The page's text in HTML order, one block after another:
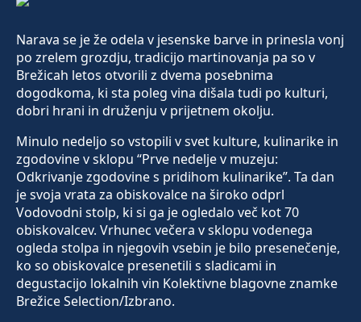
Narava se je že odela v jesenske barve in prinesla vonj
po zrelem grozdju, tradicijo martinovanja pa so v
Brežicah letos otvorili z dvema posebnima
dogodkoma, ki sta poleg vina dišala tudi po kulturi,
dobri hrani in druženju v prijetnem okolju.
Minulo nedeljo so vstopili v svet kulture, kulinarike in
zgodovine v sklopu “Prve nedelje v muzeju:
Odkrivanje zgodovine s pridihom kulinarike”. Ta dan
je svoja vrata za obiskovalce na široko odprl
Vodovodni stolp, ki si ga je ogledalo več kot 70
obiskovalcev. Vrhunec večera v sklopu vodenega
ogleda stolpa in njegovih vsebin je bilo presenečenje,
ko so obiskovalce presenetili s sladicami in
degustacijo lokalnih vin Kolektivne blagovne znamke
Brežice Selection/Izbrano.